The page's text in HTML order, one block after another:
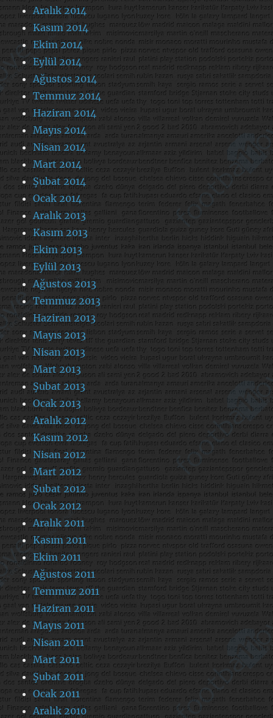
Aralık 2014
Kasım 2014
Ekim 2014
Eylül 2014
Ağustos 2014
Temmuz 2014
Haziran 2014
Mayıs 2014
Nisan 2014
Mart 2014
Şubat 2014
Ocak 2014
Aralık 2013
Kasım 2013
Ekim 2013
Eylül 2013
Ağustos 2013
Temmuz 2013
Haziran 2013
Mayıs 2013
Nisan 2013
Mart 2013
Şubat 2013
Ocak 2013
Aralık 2012
Kasım 2012
Nisan 2012
Mart 2012
Şubat 2012
Ocak 2012
Aralık 2011
Kasım 2011
Ekim 2011
Ağustos 2011
Temmuz 2011
Haziran 2011
Mayıs 2011
Nisan 2011
Mart 2011
Şubat 2011
Ocak 2011
Aralık 2010